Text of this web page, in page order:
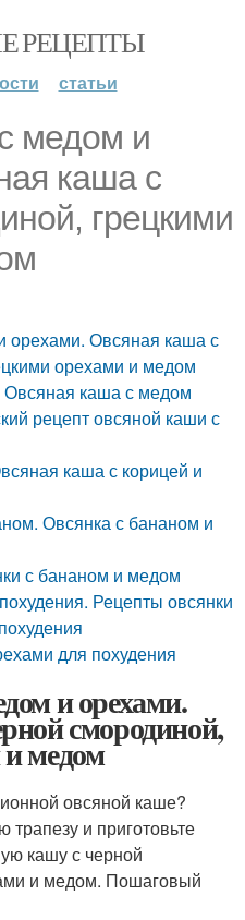
РЕЦЕПТЫ
статьи
медом и
каша с
грецкими
орехами. Овсяная каша с
орехами и медом
каша с медом
рецепт овсяной каши с
каша с корицей и
Овсянка с бананом и
с бананом и медом
Рецепты овсянки
для похудения
и орехами.
смородиной,
медом
овсяной каше?
трапезу и приготовьте
кашу с черной
и медом. Пошаговый